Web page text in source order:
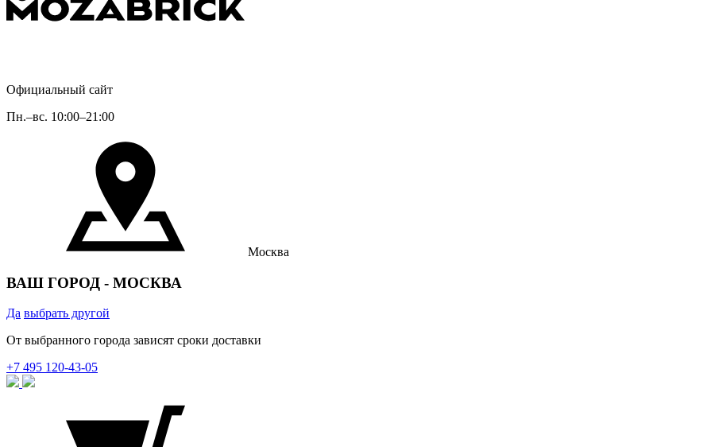
Официальный сайт
Пн.–вс. 10:00–21:00
Москва
ВАШ ГОРОД - МОСКВА
Да выбрать другой
От выбранного города зависят сроки доставки
+7 495 120‐43‐05